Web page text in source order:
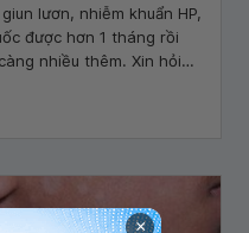
lươn, nhiễm khuẩn HP,
được hơn 1 tháng rồi
nhiều thêm. Xin hỏi
×